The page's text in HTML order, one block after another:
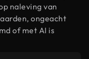
naleving van
ongeacht
of met AI is